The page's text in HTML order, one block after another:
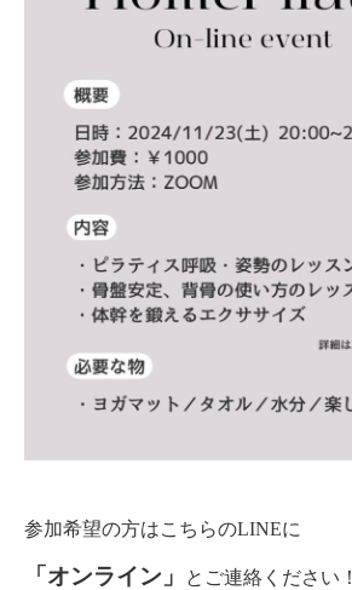
参加希望の方はこちらのLINEに
「オンライン」 とご連絡ください！